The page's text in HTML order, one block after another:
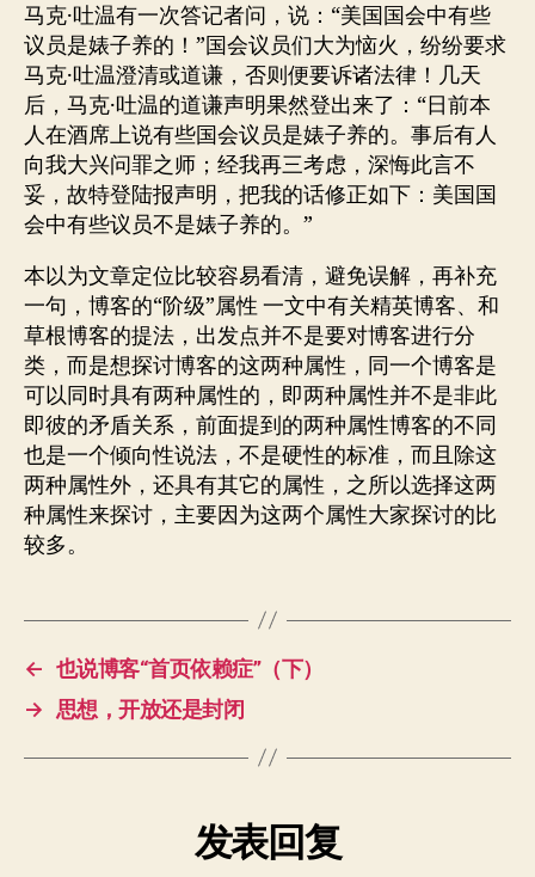
马克·吐温有一次答记者问，说：“美国国会中有些
议员是婊子养的！”国会议员们大为恼火，纷纷要求
马克·吐温澄清或道谦，否则便要诉诸法律！几天
后，马克·吐温的道谦声明果然登出来了：“日前本
人在酒席上说有些国会议员是婊子养的。事后有人
向我大兴问罪之师；经我再三考虑，深悔此言不
妥，故特登陆报声明，把我的话修正如下：美国国
会中有些议员不是婊子养的。”
本以为文章定位比较容易看清，避免误解，再补充
一句，博客的“阶级”属性 一文中有关精英博客、和
草根博客的提法，出发点并不是要对博客进行分
类，而是想探讨博客的这两种属性，同一个博客是
可以同时具有两种属性的，即两种属性并不是非此
即彼的矛盾关系，前面提到的两种属性博客的不同
也是一个倾向性说法，不是硬性的标准，而且除这
两种属性外，还具有其它的属性，之所以选择这两
种属性来探讨，主要因为这两个属性大家探讨的比
较多。
← 也说博客“首页依赖症”（下）
→ 思想，开放还是封闭
发表回复